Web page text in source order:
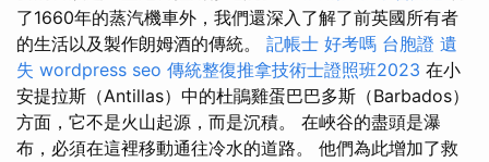
了1660年的蒸汽機車外，我們還深入了解了前英國所有者
的生活以及製作朗姆酒的傳統。 記帳士 好考嗎 台胞證 遺
失 wordpress seo 傳統整復推拿技術士證照班2023 在小
安提拉斯（Antillas）中的杜鵑雞蛋巴巴多斯（Barbados）
方面，它不是火山起源，而是沉積。 在峽谷的盡頭是瀑
布，必須在這裡移動通往冷水的道路。 他們為此增加了救